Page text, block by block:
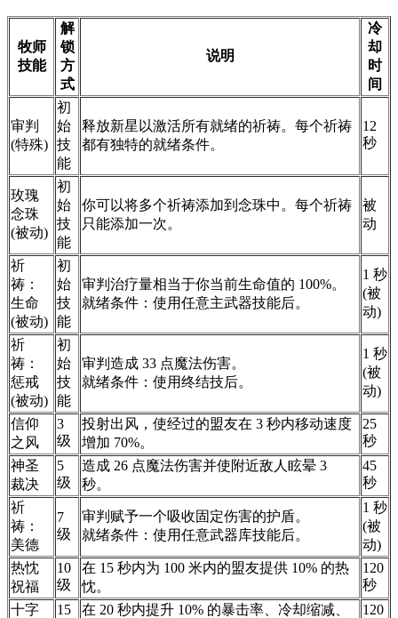
牧师
技能
解
锁
方
式
说明
冷
却
时
间
审判
(特殊)
初
始
技
能
释放新星以激活所有就绪的祈祷。每个祈祷
都有独特的就绪条件。
12
秒
玫瑰
念珠
(被动)
初
始
技
能
你可以将多个祈祷添加到念珠中。每个祈祷
只能添加一次。
被
动
祈
祷：
生命
(被动)
初
始
技
能
审判治疗量相当于你当前生命值的 100%。
就绪条件：使用任意主武器技能后。
1 秒
(被
动)
祈
祷：
惩戒
(被动)
初
始
技
能
审判造成 33 点魔法伤害。
就绪条件：使用终结技后。
1 秒
(被
动)
信仰
之风
3
级
投射出风，使经过的盟友在 3 秒内移动速度
增加 70%。
25
秒
神圣
裁决
5
级
造成 26 点魔法伤害并使附近敌人眩晕 3
秒。
45
秒
祈
祷：
美德
7
级
审判赋予一个吸收固定伤害的护盾。
就绪条件：使用任意武器库技能后。
1 秒
(被
动)
热忱
祝福
10
级
在 15 秒内为 100 米内的盟友提供 10% 的热
忱。
120
秒
十字
15
在 20 秒内提升 10% 的暴击率、冷却缩减、
120